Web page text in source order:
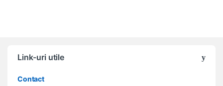
Link-uri utile
Contact